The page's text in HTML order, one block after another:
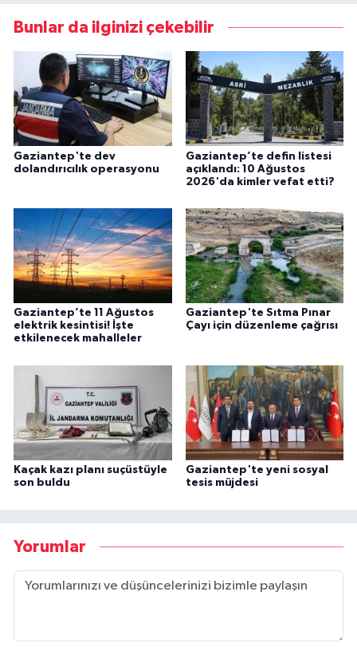
Bunlar da ilginizi çekebilir
Gaziantep'te dev
dolandırıcılık operasyonu
Gaziantep’te defin listesi
açıklandı: 10 Ağustos
2026'da kimler vefat etti?
Gaziantep’te 11 Ağustos
elektrik kesintisi! İşte
etkilenecek mahalleler
Gaziantep'te Sıtma Pınar
Çayı için düzenleme çağrısı
Kaçak kazı planı suçüstüyle
son buldu
Gaziantep'te yeni sosyal
tesis müjdesi
Yorumlar